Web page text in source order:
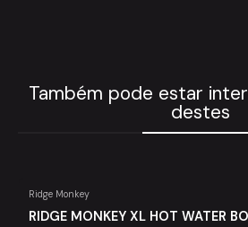
Também pode estar
destes
Ridge Monkey
RIDGE MONKEY XL HOT WATER